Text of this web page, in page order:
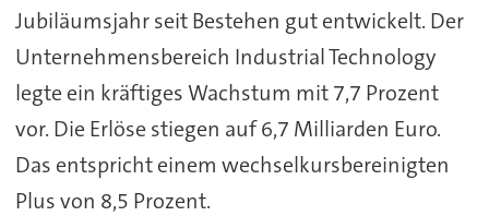
Jubiläumsjahr seit Bestehen gut entwickelt. Der
Unternehmensbereich Industrial Technology
legte ein kräftiges Wachstum mit 7,7 Prozent
vor. Die Erlöse stiegen auf 6,7 Milliarden Euro.
Das entspricht einem wechselkursbereinigten
Plus von 8,5 Prozent.